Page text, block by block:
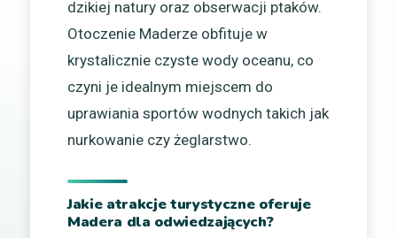
dzikiej natury oraz obserwacji ptaków.
Otoczenie Maderze obfituje w
krystalicznie czyste wody oceanu, co
czyni je idealnym miejscem do
uprawiania sportów wodnych takich jak
nurkowanie czy żeglarstwo.
Jakie atrakcje turystyczne oferuje
Madera dla odwiedzających?